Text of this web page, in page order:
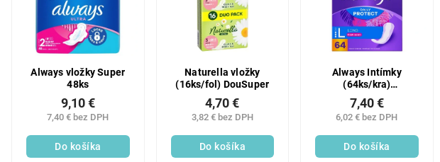
Always vložky Super
48ks
7,40 € bez DPH
9,10 €
Do košíka
Naturella vložky
(16ks/fol) DouSuper
3,82 € bez DPH
4,70 €
Do košíka
Always Intímky
(64ks/kra)
LongFreshScent
6,02 € bez DPH
7,40 €
Do košíka